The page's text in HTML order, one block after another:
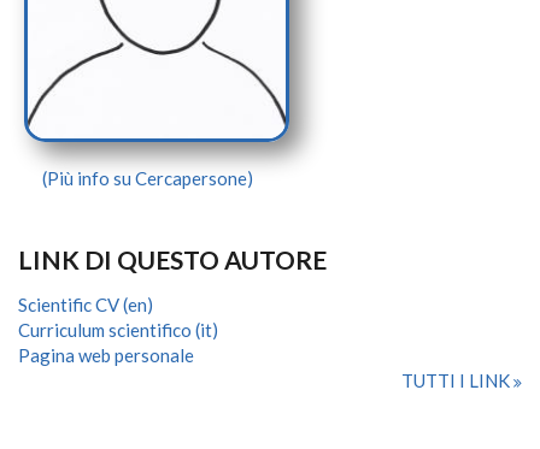
(Più info su Cercapersone)
LINK DI QUESTO AUTORE
Scientific CV (en)
Curriculum scientifico (it)
Pagina web personale
TUTTI I LINK